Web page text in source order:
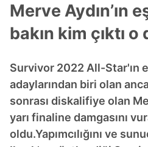
Merve Aydın’ın
bakın kim çıktı o
Survivor 2022 All-Star'ın
adaylarından biri olan
sonrası diskalifiye olan
yarı finaline damgasını
oldu.Yapımcılığını ve